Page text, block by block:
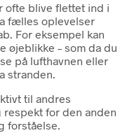
ofte blive flettet ind i
fælles oplevelser
For eksempel kan
øjeblikke – som da du
på lufthavnen eller
stranden.
til andres
for den anden
forståelse.